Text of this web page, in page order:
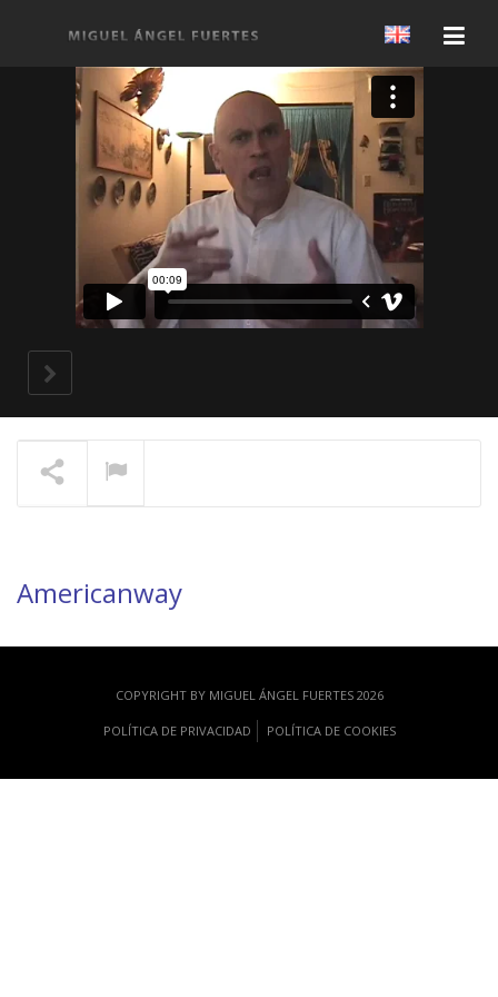
Americanway
COPYRIGHT BY MIGUEL ÁNGEL FUERTES 2026
POLÍTICA DE PRIVACIDAD POLÍTICA DE COOKIES